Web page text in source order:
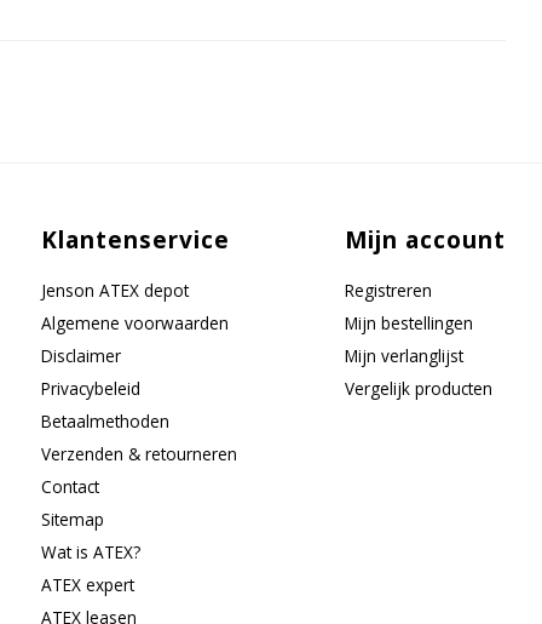
Klantenservice
Jenson ATEX depot
Algemene voorwaarden
Disclaimer
Privacybeleid
Betaalmethoden
Verzenden & retourneren
Contact
Sitemap
Wat is ATEX?
ATEX expert
ATEX leasen
Mijn account
Registreren
Mijn bestellingen
Mijn verlanglijst
Vergelijk producten